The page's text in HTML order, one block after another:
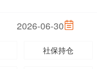
2026-06-30
社保持仓